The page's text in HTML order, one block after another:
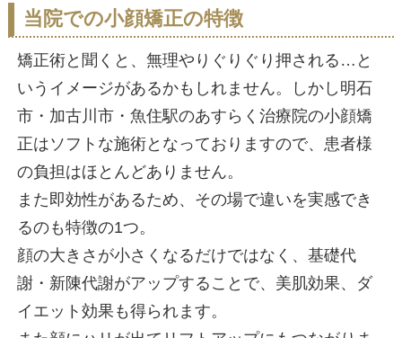
顔の左右のバランスが悪い
小顔矯正ってどんなことを
小顔矯正とは小顔になるための矯
います。
顔の骨格を矯正して元の位置に戻
で、血行やリンパの流れが改善し
されます。